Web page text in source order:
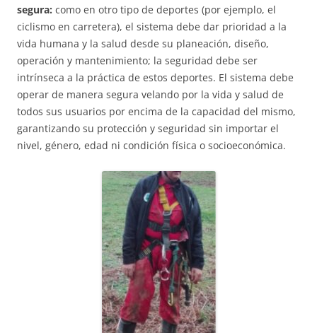
segura: como en otro tipo de deportes (por ejemplo, el
ciclismo en carretera), el sistema debe dar prioridad a la
vida humana y la salud desde su planeación, diseño,
operación y mantenimiento; la seguridad debe ser
intrínseca a la práctica de estos deportes. El sistema debe
operar de manera segura velando por la vida y salud de
todos sus usuarios por encima de la capacidad del mismo,
garantizando su protección y seguridad sin importar el
nivel, género, edad ni condición física o socioeconómica.